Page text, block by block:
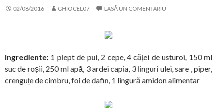
02/08/2016 GHIOCEL07 LASĂ UN COMENTARIU
Ingrediente: 1 piept de pui, 2 cepe, 4 căței de usturoi, 150 ml
suc de roșii, 250 ml apă, 3 ardei capia, 3 linguri ulei, sare , piper,
crenguțe de cimbru, foi de dafin, 1 lingură amidon alimentar